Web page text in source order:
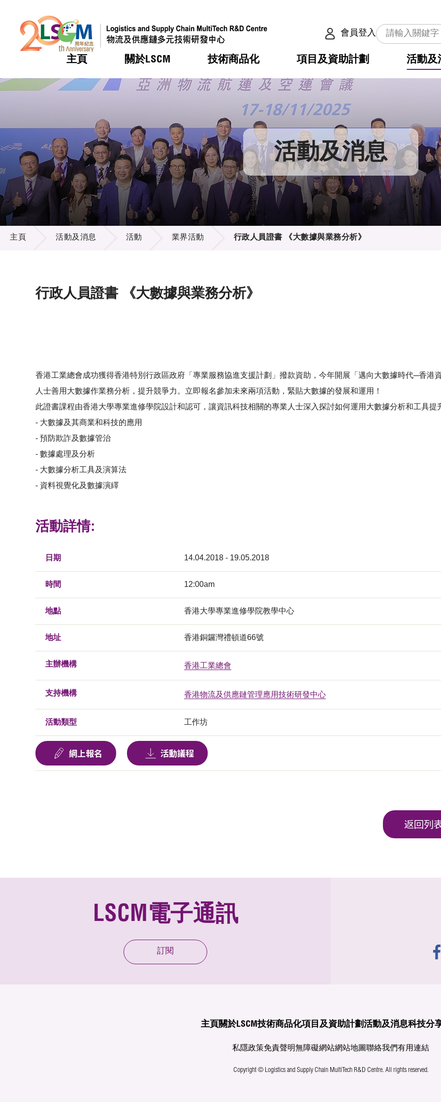
會員登入
主頁 關於LSCM
熱門 機構簡介
組織架構
組織架構
董事局
研究顧問
招標通告
技術商品化
熱門 服務
可獲授權之技術
應用於公共服務之創新技術
重點項目
項目及資助計劃
熱門 合作計劃
資助計劃
資助計劃
稅務優惠
申請
評審
徵求研發項目計劃書
項目資料庫
活動及
熱門 活動
獎項
新聞中心
媒體報導
新聞稿
資訊中心
多媒體
出版刊物
熱門 會籍及服務
會員列表
會員登入 活動及消息
活動及消息
主頁 活動及消息 活動 業界活動 行政人員證書 《大數據與業務分析》
行政人員證書 《大數據與業務分析》
香港工業總會成功獲得香港特別行政區政府「專業服務協進支援計劃」撥款資助，今年開展「邁向大數據時代─香港
人士善用大數據作業務分析，提升競爭力。立即報名參加未來兩項活動，緊貼大數據的發展和運用！
此證書課程由香港大學專業進修學院設計和認可，讓資訊科技相關的專業人士深入探討如何運用大數據分析和工具提
- 大數據及其商業和科技的應用
- 預防欺詐及數據管治
- 數據處理及分析
- 大數據分析工具及演算法
- 資料視覺化及數據演繹
活動詳情:
日期 14.04.2018 - 19.05.2018
時間 12:00am
地點 香港大學專業進修學院教學中心
地址 香港銅鑼灣禮頓道66號
主辦機構 香港工業總會
支持機構 香港物流及供應鏈管理應用技術研發中心
活動類型 工作坊
網上報名 活動議程
返回列
LSCM電子通訊
訂閱
主頁關於LSCM技術商品化項目及資助計劃活動及消息科技分
私隱政策免責聲明無障礙網站網站地圖聯絡我們有用連結
Copyright © Logistics and Supply Chain MultiTech R&D Centre. All rights reserved.